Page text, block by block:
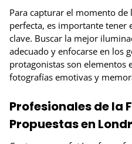
Para capturar el momento
perfecta, es importante tener
clave. Buscar la mejor
adecuado y enfocarse en los
protagonistas son elementos
fotografías emotivas y
Profesionales de la
Propuestas en